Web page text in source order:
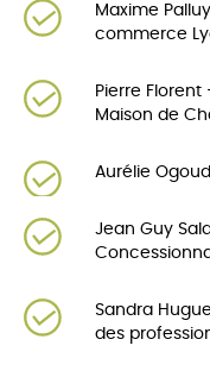
Maxime
commerce
Pierre
Maison de
Aurélie
Jean Guy
Sandra
des